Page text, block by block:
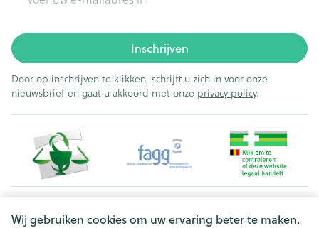
Wij gebruiken cookies om uw ervaring beter te maken.
Inschrijven
Door op inschrijven te klikken, schrijft u zich in voor onze
nieuwsbrief en gaat u akkoord met onze privacy policy.
Juridische links